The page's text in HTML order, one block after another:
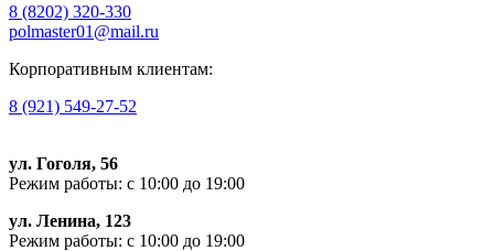
8 (8202) 320-330
polmaster01@mail.ru
Корпоративным клиентам:
8 (921) 549-27-52
ул. Гоголя, 56
Режим работы: с 10:00 до 19:00
ул. Ленина, 123
Режим работы: с 10:00 до 19:00